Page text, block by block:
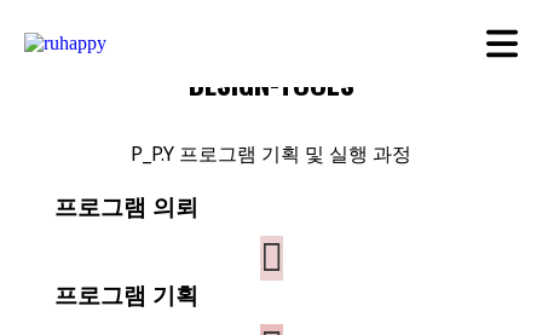
DESIGN-TOOLS
P_P.Y 프로그램 기획 및 실행 과정
프로그램 의뢰
프로그램 기획